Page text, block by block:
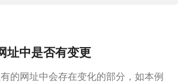
址中是否有变更
的网址中会存在变化的部分，如本例